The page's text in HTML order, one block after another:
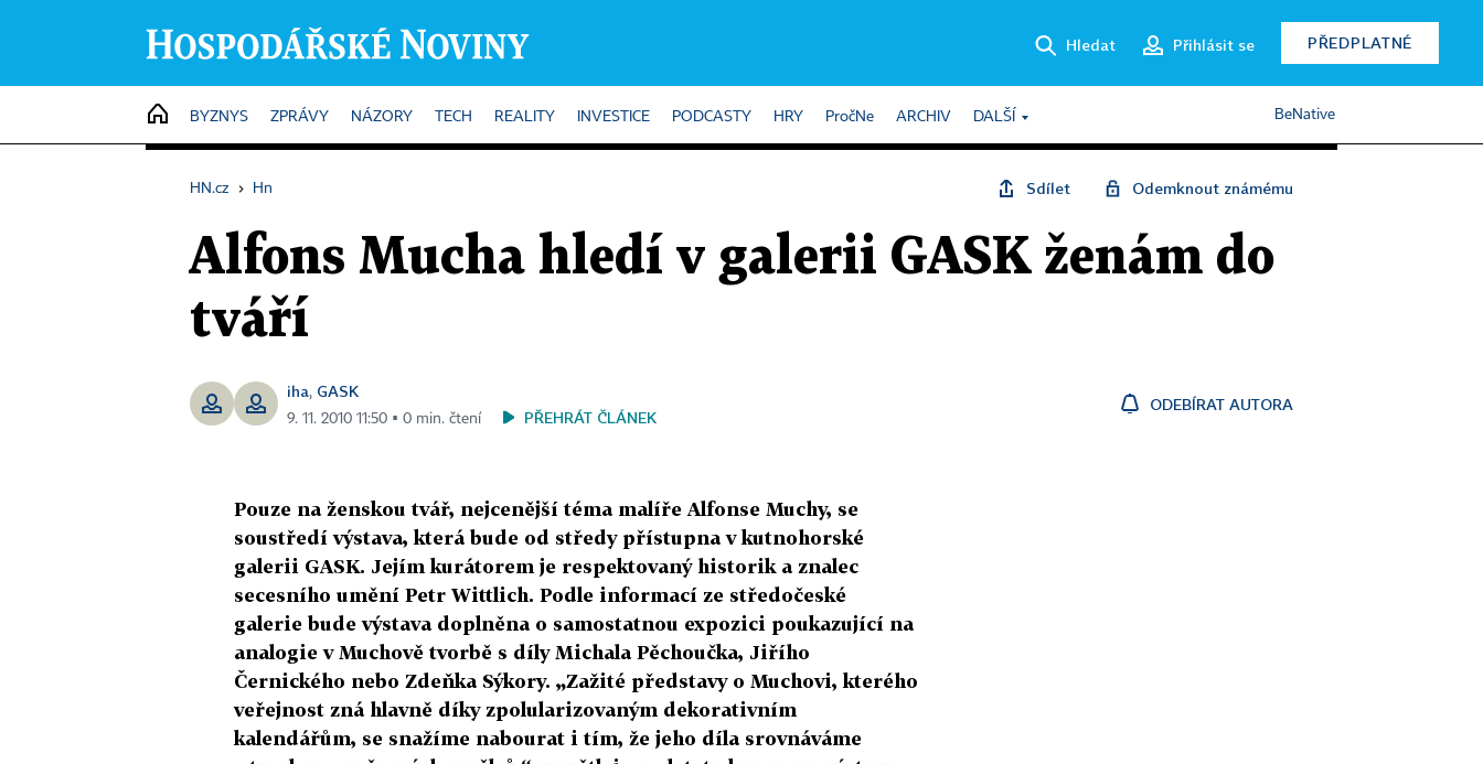
Hledat Přihlásit se PŘEDPLATNÉ
HOME
BYZNYS ZPRÁVY NÁZORY TECH REALITY INVESTICE PODCASTY HRY PročNe ARCHIV DALŠÍ BeNative
HN.cz › Hn Sdílet Odemknout známému
Alfons Mucha hledí v galerii GASK ženám do
tváří
iha, GASK
9. 11. 2010 11:50 ▪ 0 min. čtení PŘEHRÁT ČLÁNEK
ODEBÍRAT AUTORA
Pouze na ženskou tvář, nejcenější téma malíře Alfonse Muchy, se
soustředí výstava, která bude od středy přístupna v kutnohorské
galerii GASK. Jejím kurátorem je respektovaný historik a znalec
secesního umění Petr Wittlich. Podle informací ze středočeské
galerie bude výstava doplněna o samostatnou expozici poukazující na
analogie v Muchově tvorbě s díly Michala Pěchoučka, Jiřího
Černického nebo Zdeňka Sýkory. „Zažité představy o Muchovi, kterého
veřejnost zná hlavně díky zpolularizovaným dekorativním
kalendářům, se snažíme nabourat i tím, že jeho díla srovnáváme